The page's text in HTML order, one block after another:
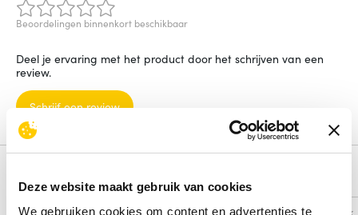
Deze website maakt gebruik van cookies
We gebruiken cookies om content en advertenties te
Beoordelingen binnenkort beschikbaar
Deel je ervaring met het product door het schrijven van een
review.
Schrijf een review
Alternatieven
Vergelijk Vergelijk